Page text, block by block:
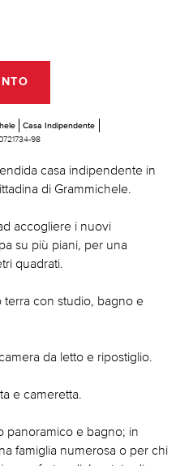
Casa Indipendente
98
casa indipendente in
di Grammichele.
accogliere i nuovi
su più piani, per una
quadrati.
terra con studio, bagno e
da letto e ripostiglio.
e cameretta.
panoramico e bagno; in
famiglia numerosa o per chi